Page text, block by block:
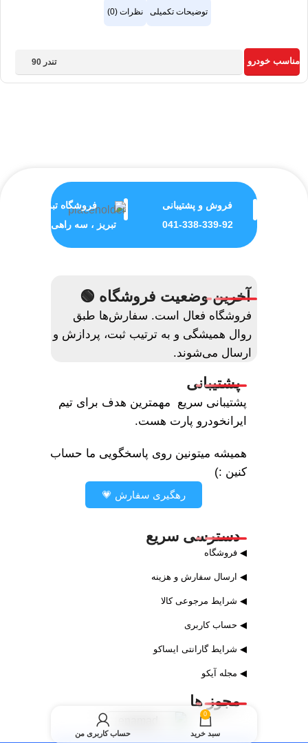
توضیحات تکمیلی نظرات (0)
مناسب خودرو : تندر 90
فروش و پشتیبانی
041-338-339-92
فروشگاه تبریز
تبریز ، سه راهی ولیعصر
آخرین وضعیت فروشگاه 🟢
فروشگاه فعال است. سفارش‌ها طبق
روال همیشگی و به ترتیب ثبت، پردازش و
ارسال می‌شوند.
پشتیبانی
پشتیبانی سریع مهمترین هدف برای تیم
ایرانخودرو پارت هست.
همیشه میتونین روی پاسخگویی ما حساب
کنین :)
رهگیری سفارش 💗
دسترسی سریع
◀ فروشگاه
◀ ارسال سفارش و هزینه
◀ شرایط مرجوعی کالا
◀ حساب کاربری
◀ شرایط گارانتی ایساکو
◀ مجله آیکو
مجوز ها
0
سبد خرید حساب کاربری من